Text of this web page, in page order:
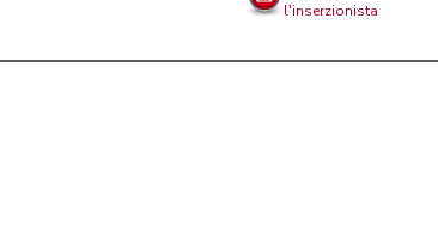
l'inserzionista